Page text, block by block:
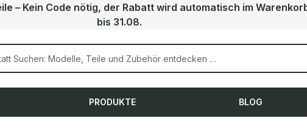
– Kein Code nötig, der Rabatt wird automatisch im
bis 31.08.
PRODUKTE BLOG